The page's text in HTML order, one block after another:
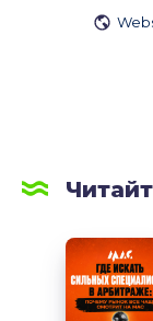
Где
искать
сильных